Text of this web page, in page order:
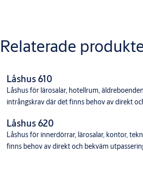
Cylinder och förreglingsfall dras in
Relaterade
Låshus 610
Låshus för lärosalar, hotellrum,
intrångskrav där det finns behov av direkt
Låshus 620
Låshus för innerdörrar, lärosalar, kontor,
finns behov av direkt och bekväm